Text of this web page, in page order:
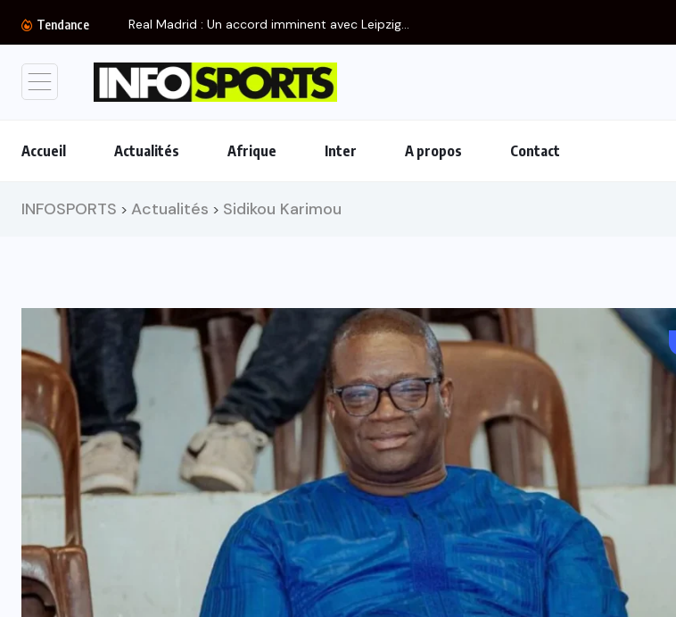
Tendance Real Madrid : Un accord imminent avec Leipzig...
Accueil Actualités Afrique Inter A propos Contact
INFOSPORTS > Actualités > Sidikou Karimou
INTER